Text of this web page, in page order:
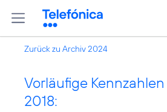
Zurück zu Archiv 2024
Vorläufige
2018: